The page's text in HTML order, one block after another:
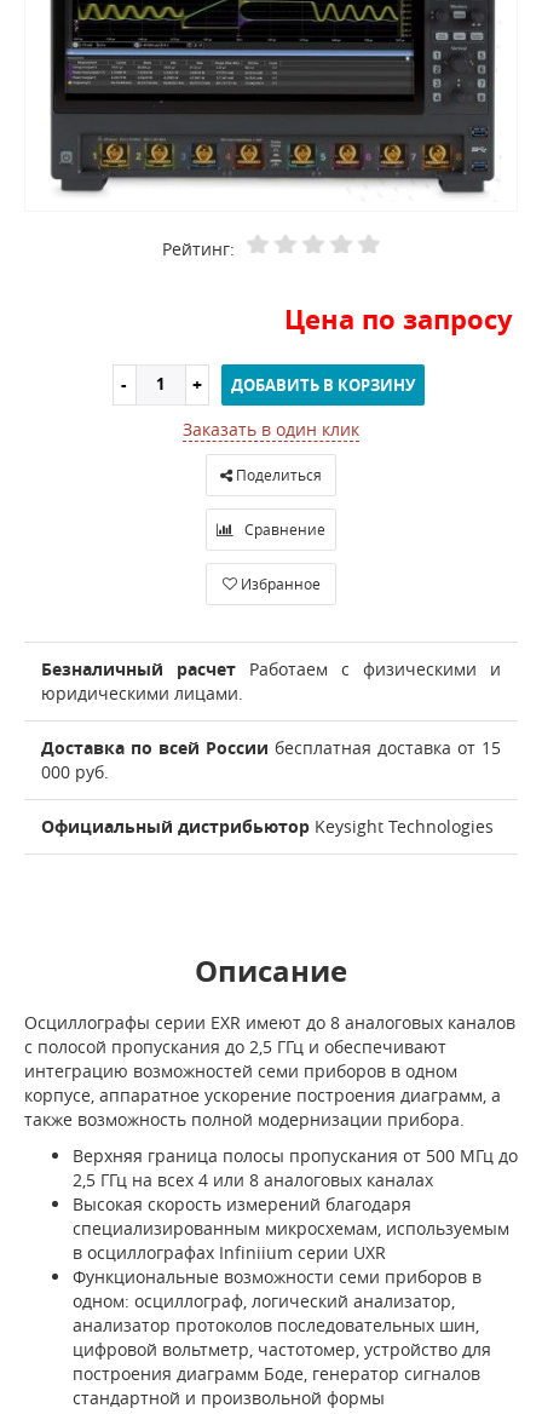
Рейтинг:
Цена по запросу
ДОБАВИТЬ В КОРЗИНУ
Заказать в один клик
Поделиться
Сравнение
Избранное
Безналичный расчет Работаем с физическими и
юридическими лицами.
Доставка по всей России бесплатная доставка от 15
000 руб.
Официальный дистрибьютор Keysight Technologies
Описание
Осциллографы серии EXR имеют до 8 аналоговых каналов
с полосой пропускания до 2,5 ГГц и обеспечивают
интеграцию возможностей семи приборов в одном
корпусе, аппаратное ускорение построения диаграмм, а
также возможность полной модернизации прибора.
Верхняя граница полосы пропускания от 500 МГц до
2,5 ГГц на всех 4 или 8 аналоговых каналах
Высокая скорость измерений благодаря
специализированным микросхемам, используемым
в осциллографах Infiniium серии UXR
Функциональные возможности семи приборов в
одном: осциллограф, логический анализатор,
анализатор протоколов последовательных шин,
цифровой вольтметр, частотомер, устройство для
построения диаграмм Боде, генератор сигналов
стандартной и произвольной формы